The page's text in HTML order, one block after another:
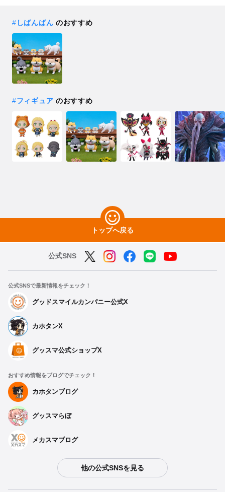
# しばんばん のおすすめ
#フィギュア のおすすめ
トップへ戻る
公式SNS
公式SNSで最新情報をチェック！
グッドスマイルカンパニー公式X
カホタンX
グッスマ公式ショップX
おすすめ情報をブログでチェック！
カホタンブログ
グッスマらぼ
メカスマブログ
他の公式SNSを見る